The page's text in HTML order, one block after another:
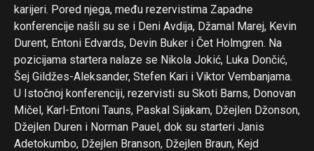
karijeri. Pored njega, među rezervistima Zapadne
konferencije našli su se i Deni Avdija, Džamal Marej, Kevin
Durent, Entoni Edvards, Devin Buker i Čet Holmgren. Na
pozicijama startera nalaze se Nikola Jokić, Luka Dončić,
Šej Gildžes-Aleksander, Stefen Kari i Viktor Vembanjama.
U Istočnoj konferenciji, rezervisti su Skoti Barns, Donovan
Mičel, Karl-Entoni Tauns, Paskal Sijakam, Džejlen Džonson,
Džejlen Duren i Norman Pauel, dok su starteri Janis
Adetokumbo, Džejlen Branson, Džejlen Braun, Kejd